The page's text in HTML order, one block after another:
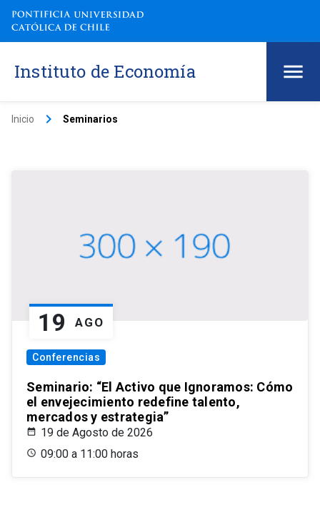
Instituto de Economía
Inicio keyboard_arrow_right Seminarios
19 AGO
Conferencias
Seminario: “El Activo que Ignoramos: Cómo
el envejecimiento redefine talento,
mercados y estrategia”
19 de Agosto de 2026
09:00 a 11:00 horas